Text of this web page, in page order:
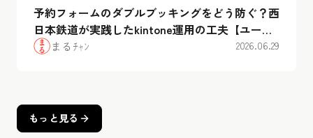
予約フォームのダブルブッキングをどう防ぐ？西
日本鉄道が実践したkintone運用の工夫【ユーザ
ー会レポート】
まるﾁｬﾝ 2026.06.29
もっと見る